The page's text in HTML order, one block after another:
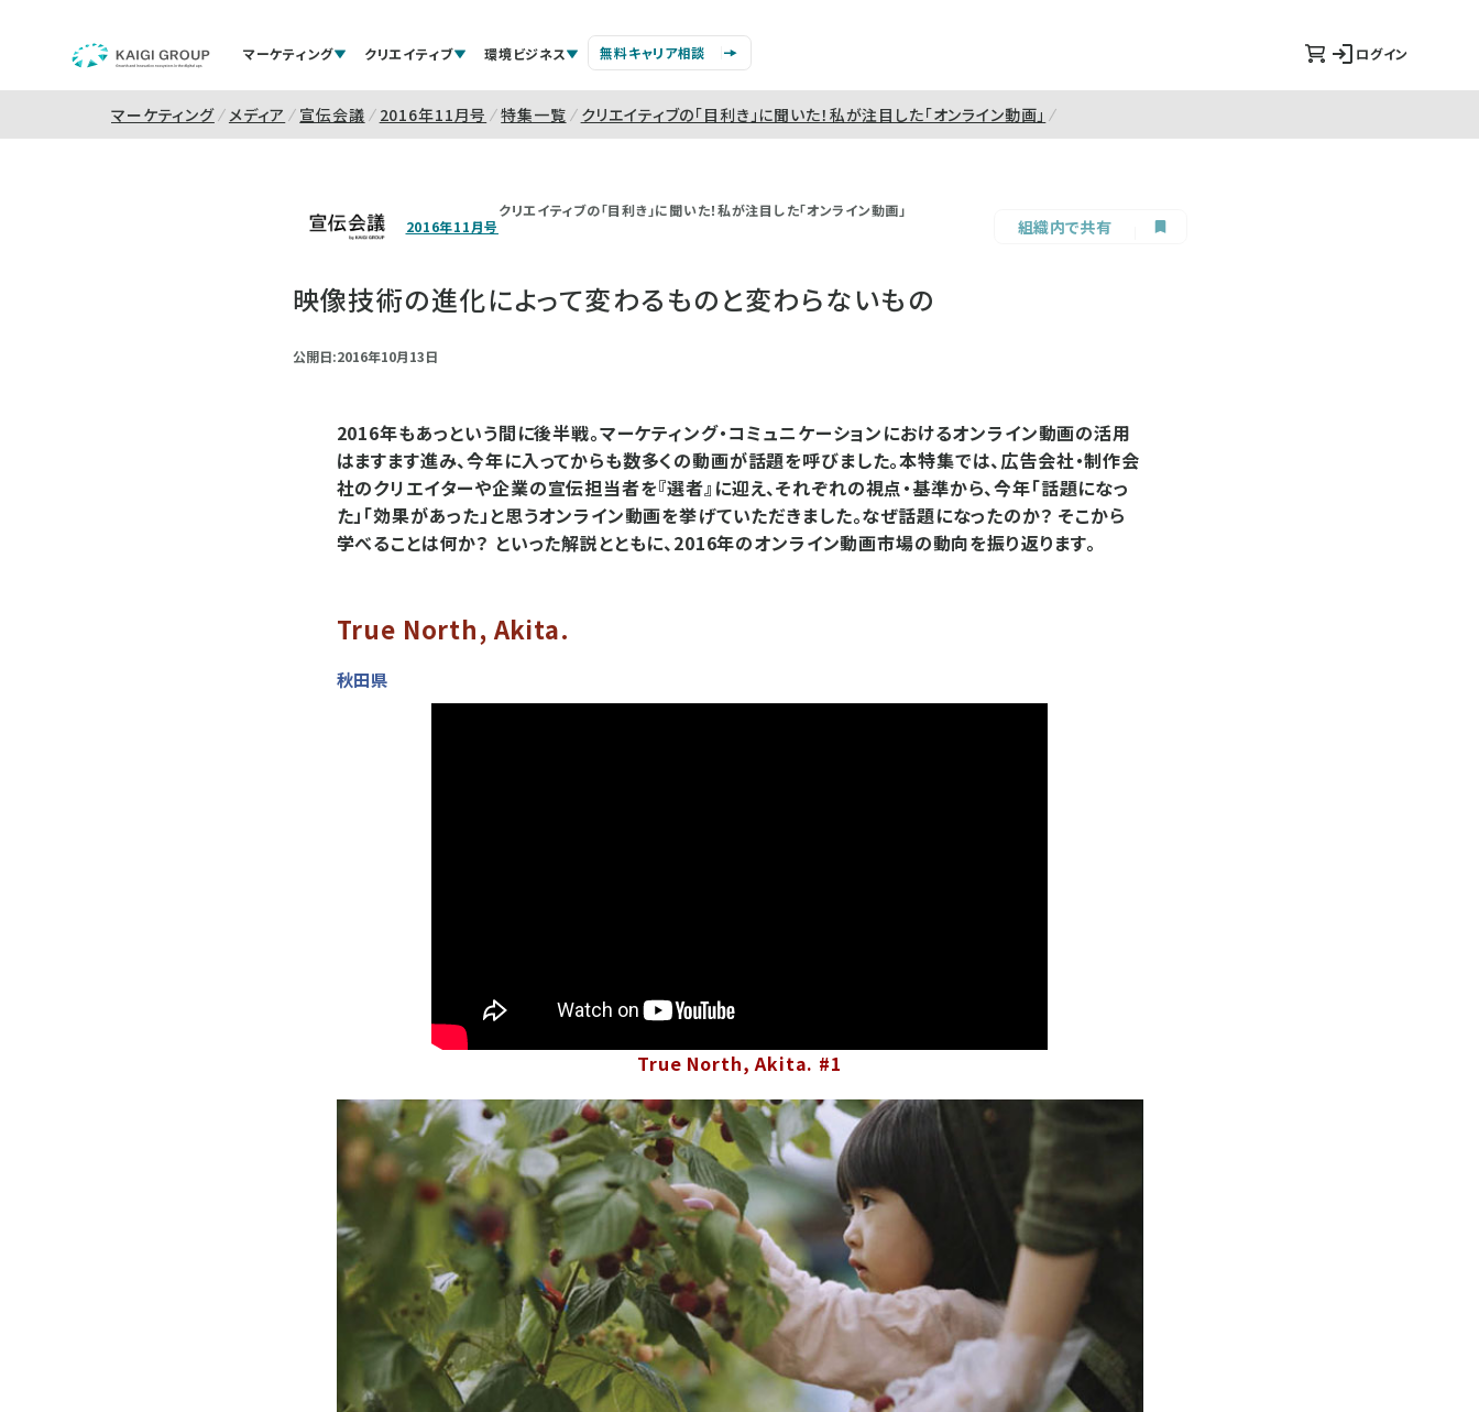
マーケティング クリエイティブ 環境ビジネス 無料キャリア相談 ログイン
マーケティング メディア 宣伝会議 2016年11月号 特集一覧 クリエイティブの「目利き」に聞いた！私が注目した「オンライン動画」
2016年11月号
クリエイティブの「目利き」に聞いた！私が注目した「オンライン動画」
組織内で共有
映像技術の進化によって変わるものと変わらないもの
公開日:2016年10月13日
2016年もあっという間に後半戦。マーケティング・コミュニケーションにおけるオンライン動画の活用
はますます進み、今年に入ってからも数多くの動画が話題を呼びました。本特集では、広告会社・制作会
社のクリエイターや企業の宣伝担当者を『選者』に迎え、それぞれの視点・基準から、今年「話題になっ
た」「効果があった」と思うオンライン動画を挙げていただきました。なぜ話題になったのか？ そこから
学べることは何か？ といった解説とともに、2016年のオンライン動画市場の動向を振り返ります。
True North, Akita.
秋田県
True North, Akita. #1